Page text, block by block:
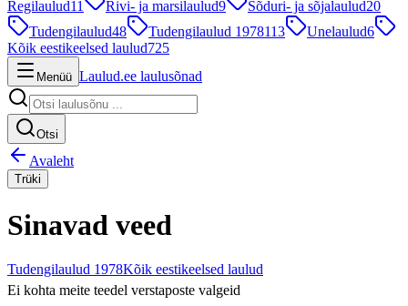
Regilaulud11 Rivi- ja marsilaulud9 Sõduri- ja sõjalaulud20
Tudengilaulud48 Tudengilaulud 1978113 Unelaulud6
Kõik eestikeelsed laulud725
Menüü Laulud.ee laulusõnad
Otsi
Avaleht
Trüki
Sinavad veed
Tudengilaulud 1978Kõik eestikeelsed laulud
Ei kohta meite teedel verstaposte valgeid